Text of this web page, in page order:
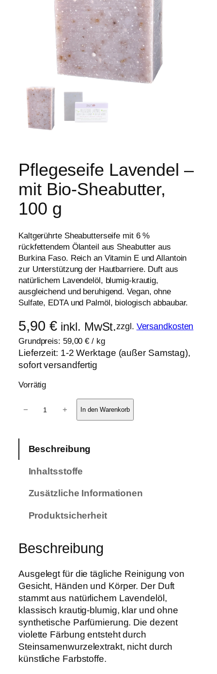
Pflegeseife Lavendel –
mit Bio-Sheabutter,
100 g
Kaltgerührte Sheabutterseife mit 6 %
rückfettendem Ölanteil aus Sheabutter aus
Burkina Faso. Reich an Vitamin E und Allantoin
zur Unterstützung der Hautbarriere. Duft aus
natürlichem Lavendelöl, blumig-krautig,
ausgleichend und beruhigend. Vegan, ohne
Sulfate, EDTA und Palmöl, biologisch abbaubar.
5,90 € inkl. MwSt.zzgl. Versandkosten
Grundpreis: 59,00€ / kg
Lieferzeit: 1-2 Werktage (außer Samstag),
sofort versandfertig
Vorrätig
e
a
e
n
d
e
l
–
m
i
− + In den Warenkorb
Beschreibung
Inhaltsstoffe
Zusätzliche Informationen
Produktsicherheit
Beschreibung
Ausgelegt für die tägliche Reinigung von
Gesicht, Händen und Körper. Der Duft
stammt aus natürlichem Lavendelöl,
klassisch krautig-blumig, klar und ohne
synthetische Parfümierung. Die dezent
violette Färbung entsteht durch
Steinsamenwurzelextrakt, nicht durch
künstliche Farbstoffe.